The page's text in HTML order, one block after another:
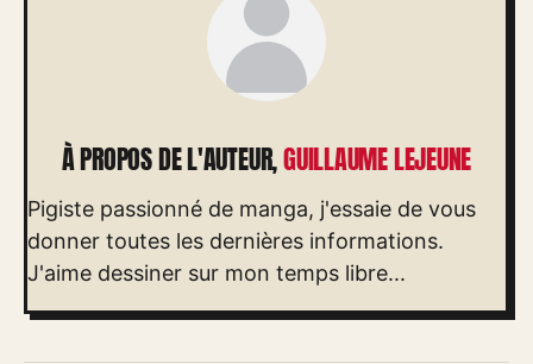
À PROPOS DE L'AUTEUR,GUILLAUME LEJEUNE
Pigiste passionné de manga, j'essaie de vous
donner toutes les dernières informations.
J'aime dessiner sur mon temps libre...